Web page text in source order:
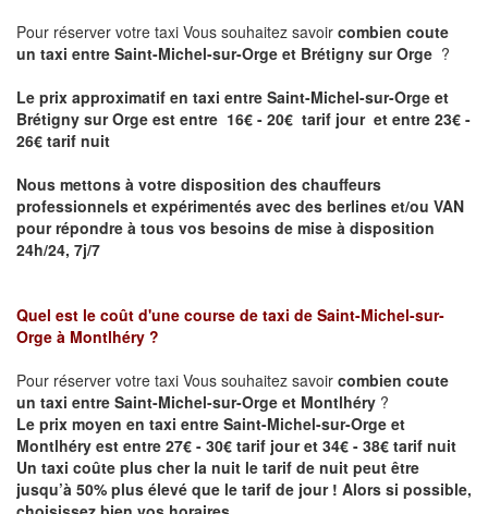
Pour réserver votre taxi Vous souhaitez savoir combien coute
un taxi entre Saint-Michel-sur-Orge et Brétigny sur Orge ?
Le prix approximatif en taxi entre Saint-Michel-sur-Orge et
Brétigny sur Orge est entre 16€ - 20€ tarif jour et entre 23€ -
26€ tarif nuit
Nous mettons à votre disposition des chauffeurs
professionnels et expérimentés avec des berlines et/ou VAN
pour répondre à tous vos besoins de mise à disposition
24h/24, 7j/7
Quel est le coût d'une course de taxi de Saint-Michel-sur-
Orge à Montlhéry ?
Pour réserver votre taxi Vous souhaitez savoir combien coute
un taxi entre Saint-Michel-sur-Orge et Montlhéry ?
Le prix moyen en taxi entre Saint-Michel-sur-Orge et
Montlhéry est entre 27€ - 30€ tarif jour et 34€ - 38€ tarif nuit
Un taxi coûte plus cher la nuit le tarif de nuit peut être
jusqu’à 50% plus élevé que le tarif de jour ! Alors si possible,